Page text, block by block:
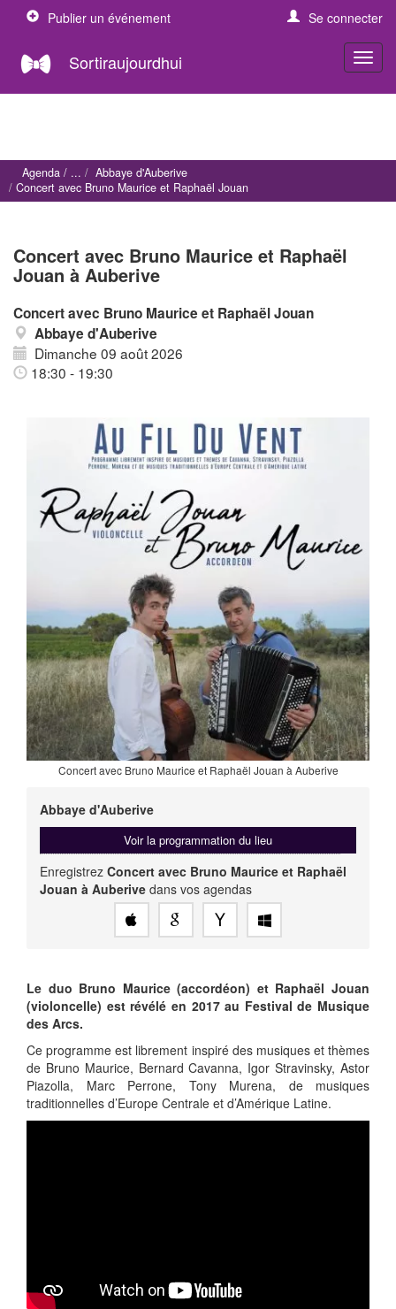
Publier un événement Se connecter
Sortiraujourdhui
Agenda
Abbaye d'Auberive
Concert avec Bruno Maurice et Raphaël Jouan
Concert avec Bruno Maurice et Raphaël
Jouan à Auberive
Concert avec Bruno Maurice et Raphaël Jouan
Abbaye d'Auberive
Dimanche 09 août 2026
18:30 - 19:30
Concert avec Bruno Maurice et Raphaël Jouan à Auberive
Abbaye d'Auberive
Voir la programmation du lieu
Enregistrez Concert avec Bruno Maurice et Raphaël
Jouan à Auberive dans vos agendas
Le duo Bruno Maurice (accordéon) et Raphaël Jouan
(violoncelle) est révélé en 2017 au Festival de Musique
des Arcs.
Ce programme est librement inspiré des musiques et thèmes
de Bruno Maurice, Bernard Cavanna, Igor Stravinsky, Astor
Piazolla, Marc Perrone, Tony Murena, de musiques
traditionnelles d’Europe Centrale et d’Amérique Latine.